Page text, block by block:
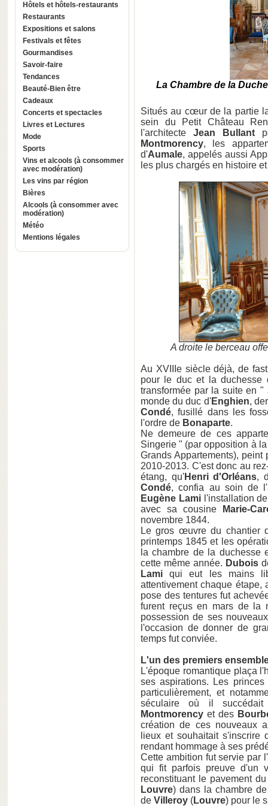
Hôtels et hôtels-restaurants
Restaurants
Expositions et salons
Festivals et fêtes
Gourmandises
Savoir-faire
Tendances
Beauté-Bien être
Cadeaux
Concerts et spectacles
Livres et Lectures
Mode
Sports
Vins et alcools (à consommer
avec modération)
Les vins par région
Bières
Alcools (à consommer avec
modération)
Météo
Mentions légales
La Chambre de la
Situés au cœur de la partie
sein du Petit Château
l'architecteJean Bullant
Montmorency, les
d'Aumale, appelés aussi
les plus chargés en histoire
A droite le berceau
Au XVIIIe siècle déjà, de
pour le duc et la
transformée par la suite en
monde du duc d'Enghien,
Condé, fusillé dans les
l'ordre de Bonaparte.
Ne demeure de ces
Singerie " (par opposition à
Grands Appartements), peint
2010-2013. C'est donc au
étang, qu'Henri d'Orléans,
Condé, confia au soin de
Eugène Lamil'installation de
avec sa cousine
Marie-
novembre 1844.
Le gros œuvre du chantier
printemps 1845 et les
la chambre de la
cette même année. Dubois
Lamiqui eut les mains
attentivement chaque
pose des tentures fut
furent reçus en mars de la
possession de ses
l'occasion de donner de
temps fut conviée.
L'un des premiers
L'époque romantique plaça
ses aspirations. Les
particulièrement, et
séculaire où il
Montmorency et des
création de ces nouveaux
lieux et souhaitait s'inscrire
rendant hommage à ses
Cette ambition fut servie par
qui fit parfois preuve d'un
reconstituant le pavement
Louvre) dans la chambre
de Villeroy (Louvre) pour le